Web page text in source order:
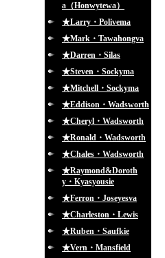
a（Honwytewa）
★Larry・Polivema
★Mark・Tawahongva
★Darren・Silas
★Steven・Sockyma
★Mitchell・Sockyma
★Eddison・Wadsworth
★Cheryl・Wadsworth
★Ronald・Wadsworth
★Chales・Wadsworth
★Raymond&Doroth
y・Kyasyousie
★Ferron・Joseyesva
★Charleston・Lewis
★Ruben・Saufkie
★Vern・Mansfield